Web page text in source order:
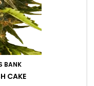
BANK
CAKE